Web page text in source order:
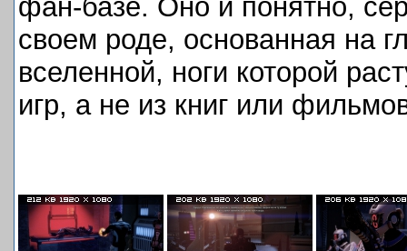
фан-базе. Оно и понятно,
своем роде, основанная на
вселенной, ноги которой
игр, а не из книг или